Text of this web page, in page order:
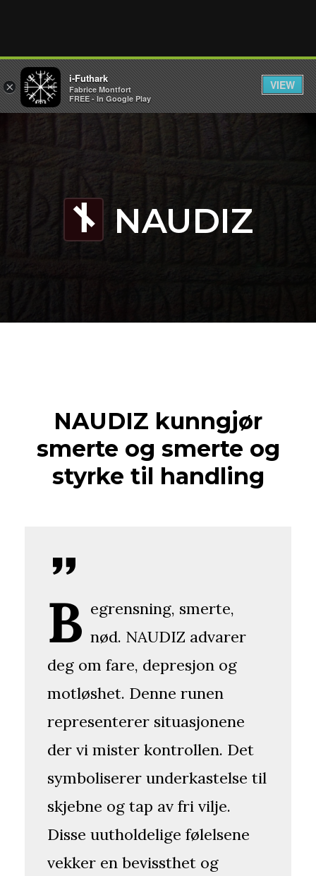
n NAUDIZ
NAUDIZ kunngjør
smerte og smerte og
styrke til handling
B egrensning, smerte,
nød. NAUDIZ advarer
deg om fare, depresjon og
motløshet. Denne runen
representerer situasjonene
der vi mister kontrollen. Det
symboliserer underkastelse til
skjebne og tap av fri vilje.
Disse uutholdelige følelsene
vekker en bevissthet og
×
i-Futhark
Fabrice Montfort
FREE - In Google Play
VIEW